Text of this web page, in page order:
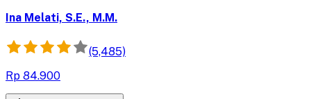
Anda.
Ina Melati, S.E., M.M.
(5,485)
Rp 84.900